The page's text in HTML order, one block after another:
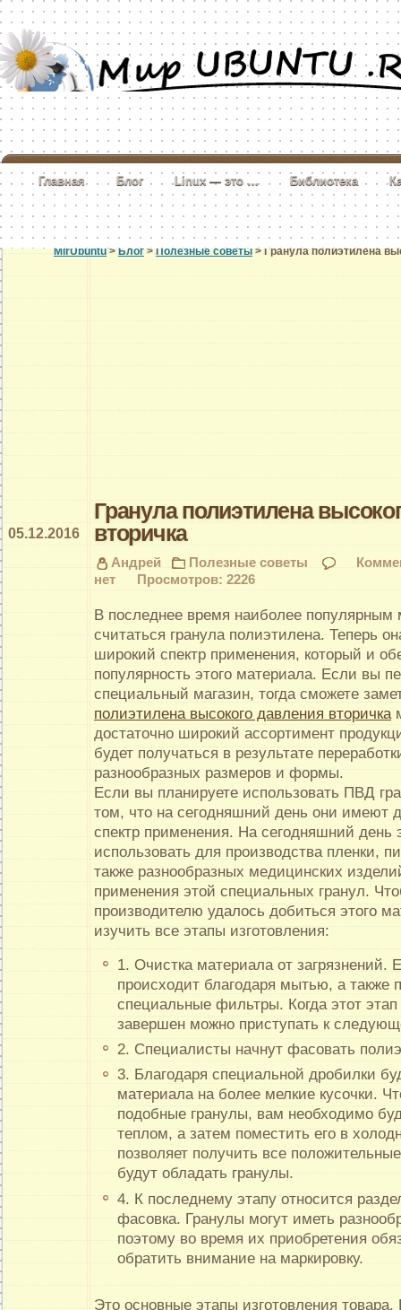
Главная Блог Linux — это … Библиотека
MirUbuntu>Блог>Полезные советы> Гранула полиэтилена
Гранула полиэтилена
вторичка
05.12.2016
Андрей
Полезные советы
нет
Просмотров: 2226
В последнее время наиболее популярным
считаться гранула полиэтилена. Теперь
широкий спектр применения, который и
популярность этого материала. Если вы
специальный магазин, тогда сможете
полиэтилена высокого давления вторичка
достаточно широкий ассортимент
будет получаться в результате
разнообразных размеров и формы.
Если вы планируете использовать ПВД
том, что на сегодняшний день они имеют
спектр применения. На сегодняшний день
использовать для производства пленки,
также разнообразных медицинских
применения этой специальных гранул.
производителю удалось добиться этого
изучить все этапы изготовления:
1. Очистка материала от загрязнений.
происходит благодаря мытью, а также
специальные фильтры. Когда этот
завершен можно приступать к
2. Специалисты начнут фасовать
3. Благодаря специальной дробилки
материала на более мелкие кусочки.
подобные гранулы, вам необходимо
теплом, а затем поместить его в
позволяет получить все
будут обладать гранулы.
4. К последнему этапу относится
фасовка. Гранулы могут иметь
поэтому во время их приобретения
обратить внимание на маркировку.
Это основные этапы изготовления